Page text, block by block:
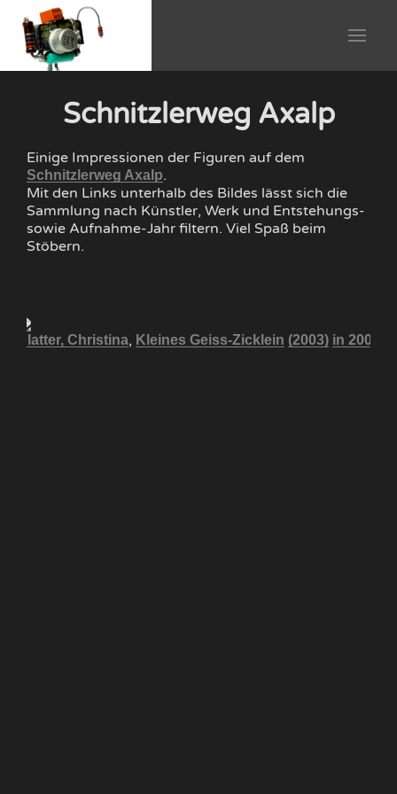
Schnitzlerweg Axalp
Einige Impressionen der Figuren auf dem
Schnitzlerweg Axalp.
Mit den Links unterhalb des Bildes lässt sich die
Sammlung nach Künstler, Werk und Entstehungs-
sowie Aufnahme-Jahr filtern. Viel Spaß beim
Stöbern.
Blatter, Christina, Kleines Geiss-Zicklein (2003) in 2007